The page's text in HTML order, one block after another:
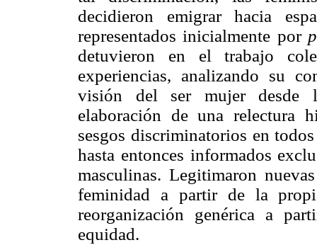
decidieron emigrar hacia
representados inicialmente por
detuvieron en el trabajo
experiencias, analizando su
visión del ser mujer desde
elaboración de una relectura
sesgos discriminatorios en
hasta entonces informados
masculinas. Legitimaron
feminidad a partir de la
reorganización genérica a
equidad.